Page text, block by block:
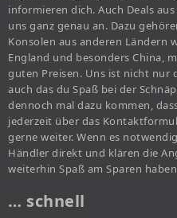
informieren dich. Auch Deals
uns ganz genau an. Dazu
Konsolen aus anderen Ländern
England und besonders China,
guten Preisen. Uns ist nicht nur
auch das du Spaß bei der
dennoch mal dazu kommen,
jederzeit über das
gerne weiter. Wenn es
Händler direkt und klären die
weiterhin Spaß am Sparen
… schnell